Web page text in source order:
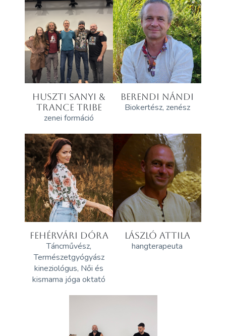
HUSZTI SANYI &
TRANCE TRIBE
zenei formáció
BERENDI NÁNDI
Biokertész, zenész
FEHÉRVÁRI DÓRA
Táncművész,
Természetgyógyász
kineziológus, Női és
kismama jóga oktató
LÁSZLÓ ATTILA
hangterapeuta